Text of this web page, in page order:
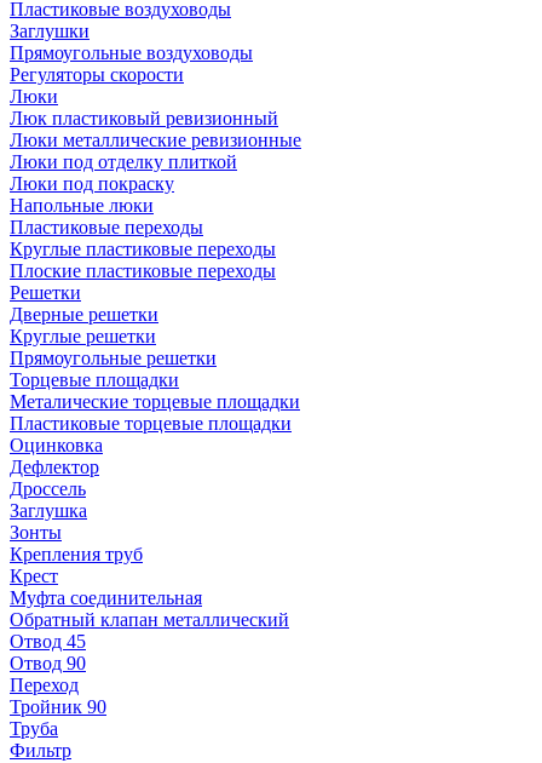
Пластиковые воздуховоды
Заглушки
Прямоугольные воздуховоды
Регуляторы скорости
Люки
Люк пластиковый ревизионный
Люки металлические ревизионные
Люки под отделку плиткой
Люки под покраску
Напольные люки
Пластиковые переходы
Круглые пластиковые переходы
Плоские пластиковые переходы
Решетки
Дверные решетки
Круглые решетки
Прямоугольные решетки
Торцевые площадки
Металические торцевые площадки
Пластиковые торцевые площадки
Оцинковка
Дефлектор
Дроссель
Заглушка
Зонты
Крепления труб
Крест
Муфта соединительная
Обратный клапан металлический
Отвод 45
Отвод 90
Переход
Тройник 90
Труба
Фильтр